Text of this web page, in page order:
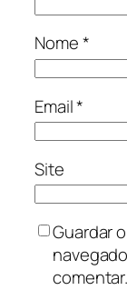
Nome*
Email*
Site
Guardar
comentar.